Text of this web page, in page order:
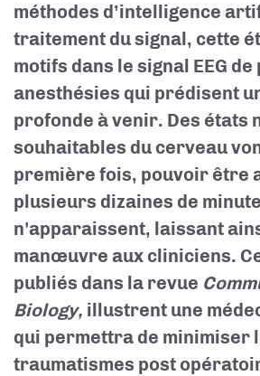
méthodes d’intelligence
traitement du signal, cette
motifs dans le signal EEG
anesthésies qui prédisent
profonde à venir. Des états
souhaitables du cerveau
première fois, pouvoir être
plusieurs dizaines de
n'apparaissent, laissant
manœuvre aux cliniciens.
publiés dans la revue
Biology, illustrent une
qui permettra de minimiser
traumatismes post